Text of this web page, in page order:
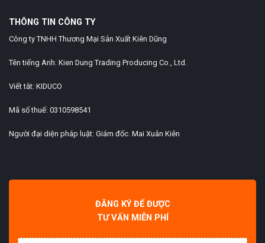
THÔNG TIN CÔNG TY
Công ty TNHH Thương Mại Sản Xuất Kiên Dũng
Tên tiếng Anh: Kien Dung Trading Producing Co., Ltd.
Viết tắt: KIDUCO
Mã số thuế: 0310598541
Người đại diện pháp luật: Giám đốc. Mai Xuân Kiên
ĐĂNG KÝ ĐỂ ĐƯỢC
TƯ VẤN MIỄN PHÍ